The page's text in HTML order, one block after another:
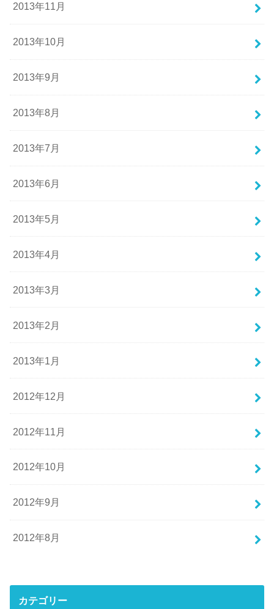
2013年11月
2013年10月
2013年9月
2013年8月
2013年7月
2013年6月
2013年5月
2013年4月
2013年3月
2013年2月
2013年1月
2012年12月
2012年11月
2012年10月
2012年9月
2012年8月
カテゴリー